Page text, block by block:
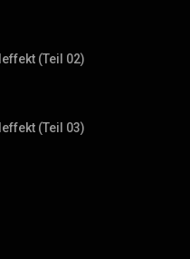
(Teil 02)
(Teil 03)